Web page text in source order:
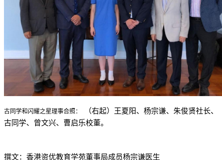
古同学和闪耀之星理事合照：
（右起）王夏阳、杨宗谦、朱俊贤社长、
古同学、曾文兴、曹启乐校董。
撰文：香港资优教育学苑董事局成员杨宗谦医生